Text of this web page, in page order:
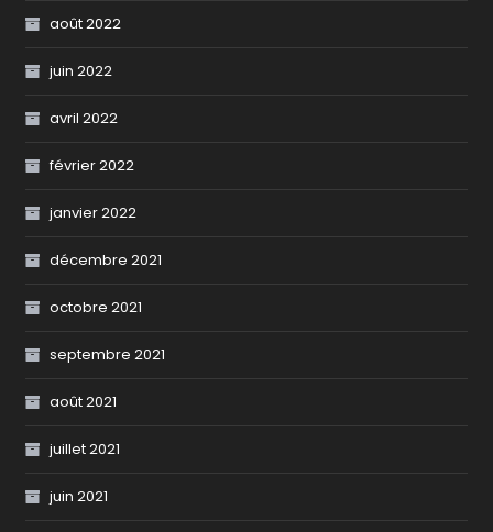
août 2022
juin 2022
avril 2022
février 2022
janvier 2022
décembre 2021
octobre 2021
septembre 2021
août 2021
juillet 2021
juin 2021